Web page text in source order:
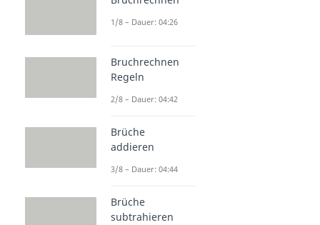
1/8 – Dauer: 04:26
Bruchrechnen
Regeln
2/8 – Dauer: 04:42
Brüche
addieren
3/8 – Dauer: 04:44
Brüche
subtrahieren